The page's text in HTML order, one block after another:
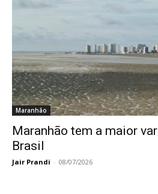
Maranhão
Maranhão tem a maior
Brasil
Jair Prandi - 08/07/2026